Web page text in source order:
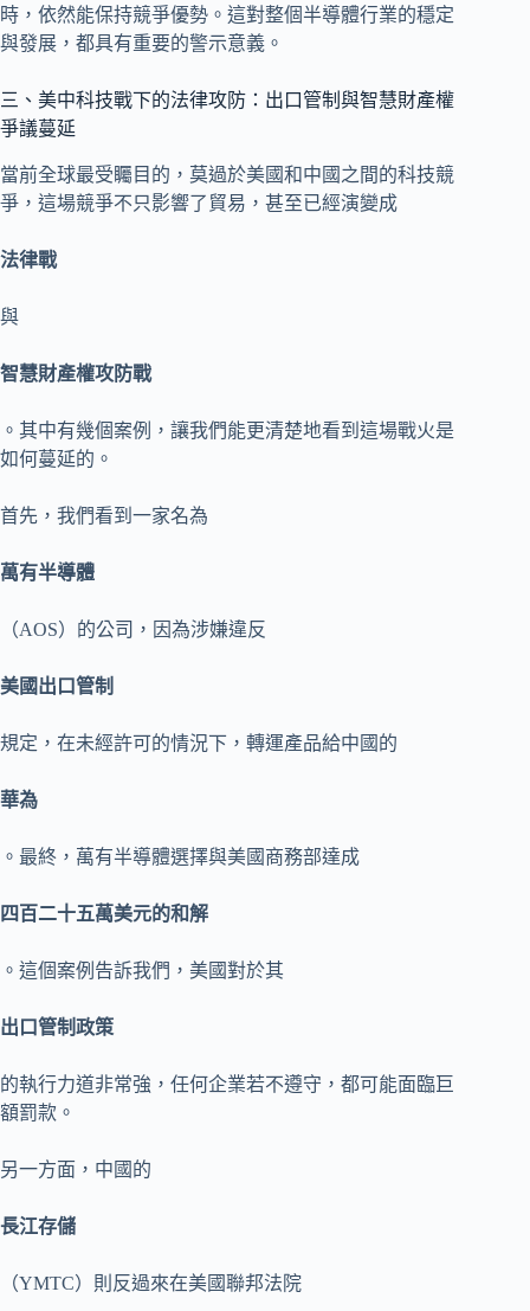
時，依然能保持競爭優勢。這對整個半導體行業的穩定
與發展，都具有重要的警示意義。
三、美中科技戰下的法律攻防：出口管制與智慧財產權
爭議蔓延
當前全球最受矚目的，莫過於美國和中國之間的科技競
爭，這場競爭不只影響了貿易，甚至已經演變成
法律戰
與
智慧財產權攻防戰
。其中有幾個案例，讓我們能更清楚地看到這場戰火是
如何蔓延的。
首先，我們看到一家名為
萬有半導體
（AOS）的公司，因為涉嫌違反
美國出口管制
規定，在未經許可的情況下，轉運產品給中國的
華為
。最終，萬有半導體選擇與美國商務部達成
四百二十五萬美元的和解
。這個案例告訴我們，美國對於其
出口管制政策
的執行力道非常強，任何企業若不遵守，都可能面臨巨
額罰款。
另一方面，中國的
長江存儲
（YMTC）則反過來在美國聯邦法院